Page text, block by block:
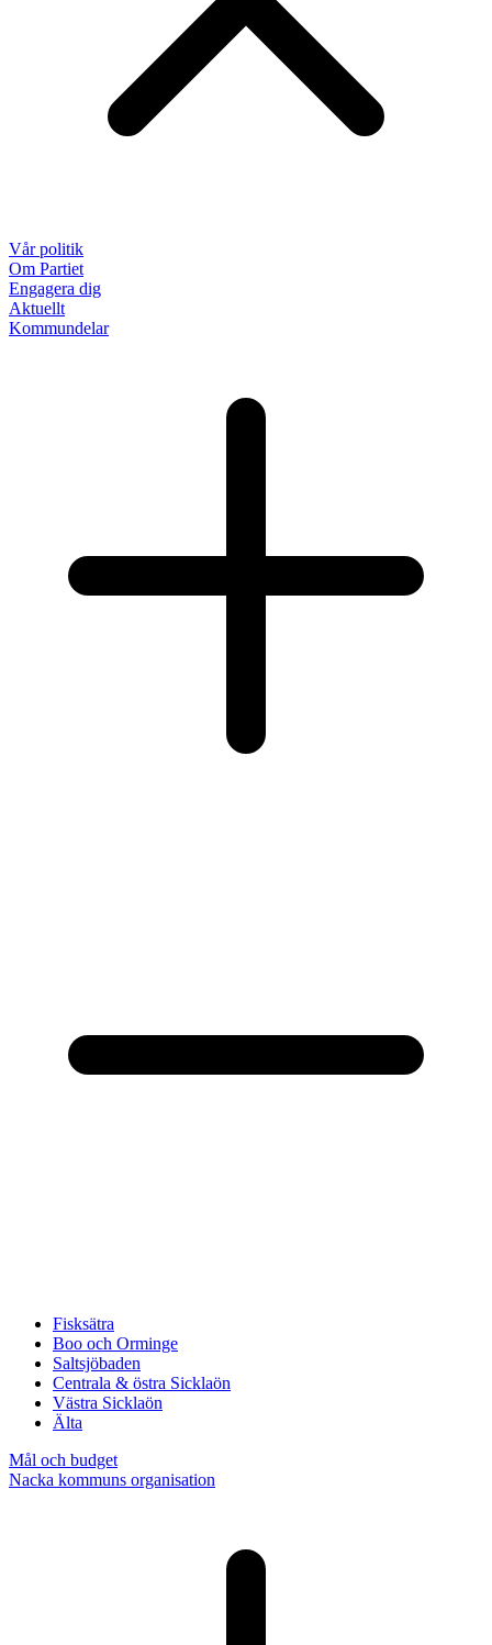
Vår politik
Om Partiet
Engagera dig
Aktuellt
Kommundelar
Fisksätra
Boo och Orminge
Saltsjöbaden
Centrala & östra Sicklaön
Västra Sicklaön
Älta
Mål och budget
Nacka kommuns organisation